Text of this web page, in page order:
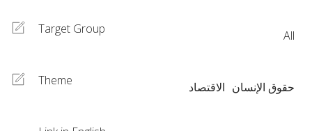
Target Group All
Theme الاقتصاد حقوق الإنسان